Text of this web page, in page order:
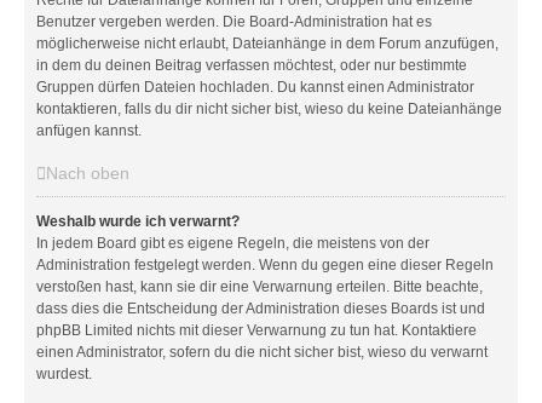
Benutzer vergeben werden. Die Board-Administration hat es
möglicherweise nicht erlaubt, Dateianhänge in dem Forum anzufügen,
in dem du deinen Beitrag verfassen möchtest, oder nur bestimmte
Gruppen dürfen Dateien hochladen. Du kannst einen Administrator
kontaktieren, falls du dir nicht sicher bist, wieso du keine Dateianhänge
anfügen kannst.
Nach oben
Weshalb wurde ich verwarnt?
In jedem Board gibt es eigene Regeln, die meistens von der
Administration festgelegt werden. Wenn du gegen eine dieser Regeln
verstoßen hast, kann sie dir eine Verwarnung erteilen. Bitte beachte,
dass dies die Entscheidung der Administration dieses Boards ist und
phpBB Limited nichts mit dieser Verwarnung zu tun hat. Kontaktiere
einen Administrator, sofern du die nicht sicher bist, wieso du verwarnt
wurdest.